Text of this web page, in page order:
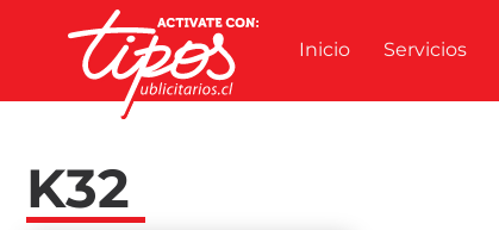
Inicio Servicios
K32